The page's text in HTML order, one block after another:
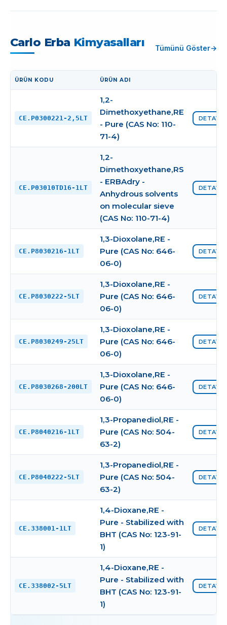
Carlo Erba Kimyasalları Tümünü Göster
ÜRÜN KODU ÜRÜN ADI
CE.P0300221-2,5LT
1,2-
Dimethoxyethane,RE
- Pure (CAS No: 110-
71-4)
DETAYI
CE.P03010TD16-1LT
1,2-
Dimethoxyethane,RS
- ERBAdry -
Anhydrous solvents
on molecular sieve
(CAS No: 110-71-4)
DETAYI
CE.P8030216-1LT
1,3-Dioxolane,RE -
Pure (CAS No: 646-
06-0)
DETAYI
CE.P8030222-5LT
1,3-Dioxolane,RE -
Pure (CAS No: 646-
06-0)
DETAYI
CE.P8030249-25LT
1,3-Dioxolane,RE -
Pure (CAS No: 646-
06-0)
DETAYI
CE.P8030268-200LT
1,3-Dioxolane,RE -
Pure (CAS No: 646-
06-0)
DETAYI
CE.P8040216-1LT
1,3-Propanediol,RE -
Pure (CAS No: 504-
63-2)
DETAYI
CE.P8040222-5LT
1,3-Propanediol,RE -
Pure (CAS No: 504-
63-2)
DETAYI
CE.338001-1LT
1,4-Dioxane,RE -
Pure - Stabilized with
BHT (CAS No: 123-91-
1)
DETAYI
CE.338002-5LT
1,4-Dioxane,RE -
Pure - Stabilized with
BHT (CAS No: 123-91-
1)
DETAYI